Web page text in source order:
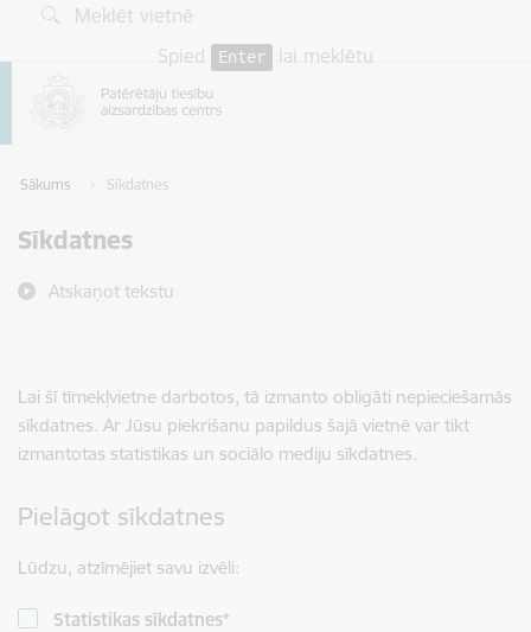
Pāriet uz lapas saturu
Spied
Enter lai meklētu
Sākums Sīkdatnes
Sīkdatnes
Atskaņot tekstu
Lai šī tīmekļvietne darbotos, tā izmanto obligāti nepieciešamās
sīkdatnes. Ar Jūsu piekrišanu papildus šajā vietnē var tikt
izmantotas statistikas un sociālo mediju sīkdatnes.
Pielāgot sīkdatnes
Lūdzu, atzīmējiet savu izvēli:
Statistikas sīkdatnes*